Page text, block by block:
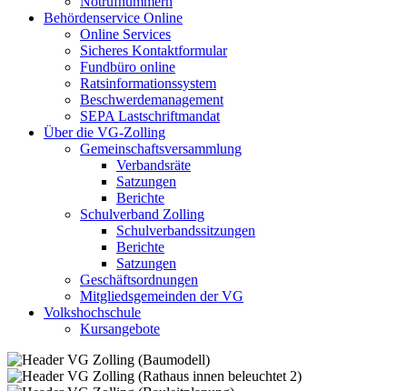
Behördenservice Online
Online Services
Sicheres Kontaktformular
Fundbüro online
Ratsinformationssystem
Beschwerdemanagement
SEPA Lastschriftmandat
Über die VG-Zolling
Gemeinschaftsversammlung
Verbandsräte
Satzungen
Berichte
Schulverband Zolling
Schulverbandssitzungen
Berichte
Satzungen
Geschäftsordnungen
Mitgliedsgemeinden der VG
Volkshochschule
Kursangebote